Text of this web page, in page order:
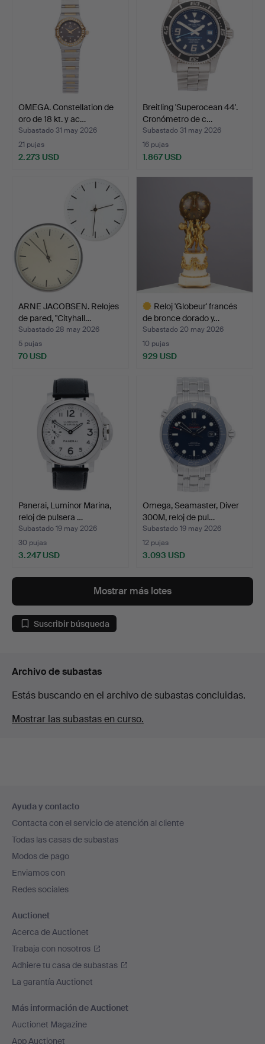
OMEGA. Constellation de
oro de 18 kt. y ac…
Subastado 31 may 2026
21 pujas
2.273 USD
Breitling 'Superocean 44'.
Cronómetro de c…
Subastado 31 may 2026
16 pujas
1.867 USD
ARNE JACOBSEN. Relojes
de pared, "Cityhall…
Subastado 28 may 2026
5 pujas
70 USD
Reloj 'Globeur' francés
de bronce dorado y…
Subastado 20 may 2026
10 pujas
929 USD
seleccionado
Panerai, Luminor Marina,
reloj de pulsera …
Subastado 19 may 2026
30 pujas
3.247 USD
Omega, Seamaster, Diver
300M, reloj de pul…
Subastado 19 may 2026
12 pujas
3.093 USD
Mostrar más lotes
Suscribir búsqueda
Archivo de subastas
Estás buscando en el archivo de subastas concluidas.
Mostrar las subastas en curso.
en
el
pie
de
página
Ayuda y contacto
Contacta con el servicio de atención al cliente
Todas las casas de subastas
Modos de pago
Enviamos con
Redes sociales
Auctionet
Acerca de Auctionet
Trabaja con nosotros
Adhiere tu casa de subastas
La garantía Auctionet
Más información de Auctionet
Auctionet Magazine
App Auctionet